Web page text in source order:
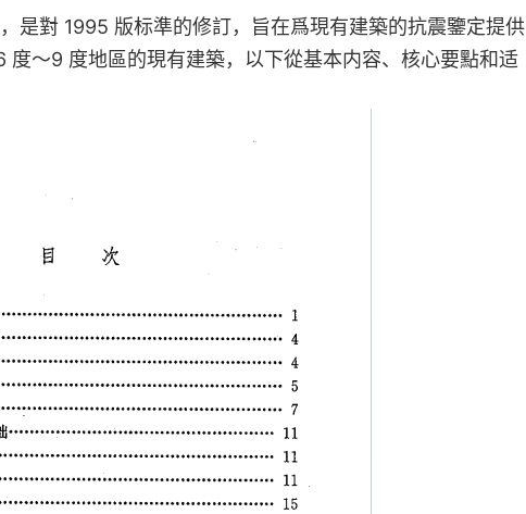
是對 1995 版标準的修訂，旨在爲現有建築的抗震鑒定提供
～9 度地區的現有建築，以下從基本内容、核心要點和适